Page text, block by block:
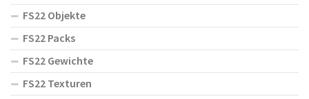
FS22 Objekte
FS22 Packs
FS22 Gewichte
FS22 Texturen